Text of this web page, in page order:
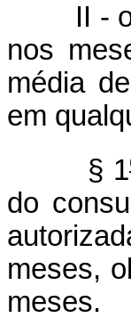
II -
nos
média
em
§ 1
do
meses,
meses.